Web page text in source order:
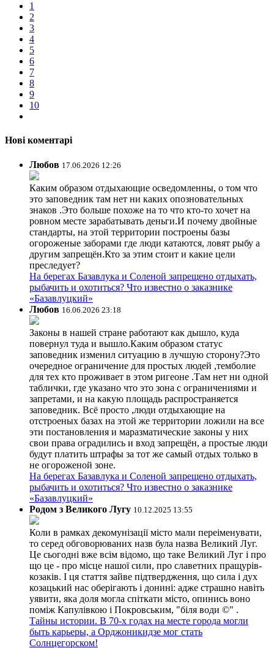
1
2
3
4
5
6
7
8
9
10
Нові коментарі
Любов 17.06.2026 12:26
Каким образом отдыхающие осведомленны, о том что
это заповедник там нет ни каких опозновательных
знаков .Это больше похоже на то что кто-то хочет на
ровном месте зарабатывать деньги.И почему двойные
стандарты, на этой территории построены базы
огороженые заборами где люди катаются, ловят рыбу а
другим запрещён.Кто за этим стоит и какие цели
преследует?
На берегах Базавлука и Соленой запрещено отдыхать,
рыбачить и охотиться? Что известно о заказнике
«Базавлуцкий»
Любов 16.06.2026 23:18
Законы в нашей стране работают как дышло, куда
повернул туда и вышло.Каким образом статус
заповедник изменил ситуацию в лучшую сторону?Это
очередное ограничение для простых людей ,темболие
для тех кто проживает в этом ригеоне .Там нет ни одной
таблички, где указано что это зона с ограничениями и
запретами, и на какую площадь распространяется
заповедник. Всё просто ,люди отдыхающие на
отстроеных базах на этой же территории ложили на все
эти постановления и маразматические законы у них
свои права оградились и вход запрещён, а простые люди
будут платить штрафы за тот же самый отдых только в
не огороженой зоне.
На берегах Базавлука и Соленой запрещено отдыхать,
рыбачить и охотиться? Что известно о заказнике
«Базавлуцкий»
Родом з Великого Лугу 10.12.2025 13:55
Коли в рамках декомунізації місто мали переіменувати,
то серед обговорюваних назв була назва Великий Луг.
Це сьогодні вже всім відомо, що таке Великий Луг і про
що це - про місце нашої сили, про славетних пращурів-
козаків. І ця стаття зайве підтвердження, що сила і дух
козацький нас оберігають і донині: адже страшно навіть
уявити, яка доля могла спіткати місто, опинись воно
поміж Капулівкою і Покровським, "біля води ©" .
Тайны истории. В 70-х годах на месте города могли
быть карьеры, а Орджоникидзе мог стать
Солнцегорском!